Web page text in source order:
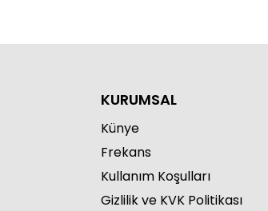
KURUMSAL
Künye
Frekans
Kullanım Koşulları
Gizlilik ve KVK Politikası